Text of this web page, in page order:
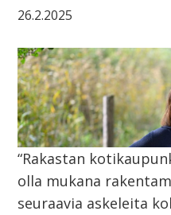
26.2.2025
“Rakastan
olla mukana
seuraavia askeleita